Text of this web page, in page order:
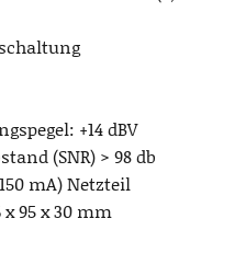
+14 dBV
(SNR) > 98 db
mA) Netzteil
95 x 30 mm